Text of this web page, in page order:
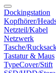
Dockingstation
Kopfhörer/
Netzteil/Kabel
Netzwerk
Tasche/
Tastatur & Maus
TypeCover/Stift